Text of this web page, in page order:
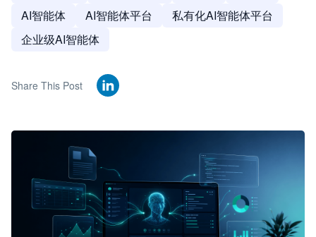
AI智能体
AI智能体平台
私有化AI智能体平台
企业级AI智能体
Share This Post